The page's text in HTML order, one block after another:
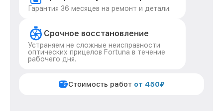
Гарантия 36 месяцев на ремонт и детали.
Срочное восстановление
Устраняем не сложные неисправности
оптических прицелов Fortuna в течение
рабочего дня.
Стоимость работ от 450₽